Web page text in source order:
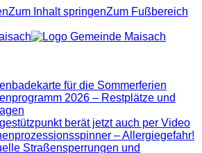
Zum Inhalt springenZum Fußbereich
für die Sommerferien
2026 – Restplätze und
berät jetzt auch per Video
– Allergiegefahr!
Straßensperrungen und